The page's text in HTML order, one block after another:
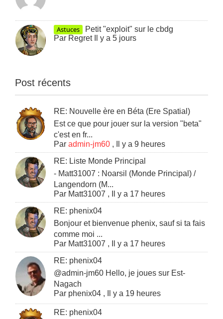
Astuces
Petit "exploit" sur le cbdg
Par Regret Il y a 5 jours
Post récents
RE: Nouvelle ère en Béta (Ere Spatial)
Est ce que pour jouer sur la version "beta"
c'est en fr...
Paradmin-jm60 ,
Il y a 9 heures
RE: Liste Monde Principal
- Matt31007 : Noarsil (Monde Principal) /
Langendorn (M...
Par Matt31007 ,
Il y a 17 heures
RE: phenix04
Bonjour et bienvenue phenix, sauf si ta fais
comme moi ...
Par Matt31007 ,
Il y a 17 heures
RE: phenix04
@admin-jm60 Hello, je joues sur Est-
Nagach
Par phenix04 , Il y a 19 heures
RE: phenix04